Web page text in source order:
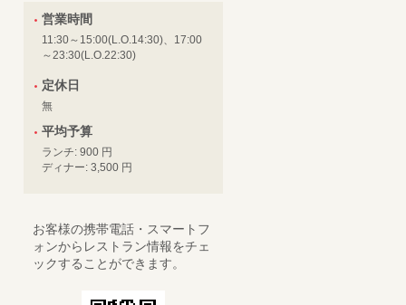
営業時間
11:30～15:00(L.O.14:30)、17:00
～23:30(L.O.22:30)
定休日
無
平均予算
ランチ: 900 円
ディナー: 3,500 円
お客様の携帯電話・スマートフ
ォンからレストラン情報をチェ
ックすることができます。